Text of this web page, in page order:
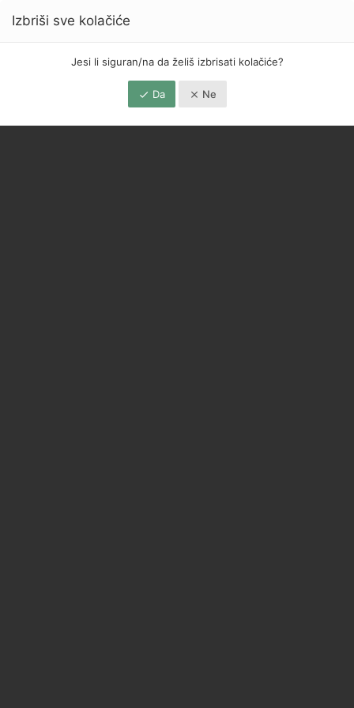
Izbriši sve kolačiće
Jesi li siguran/na da želiš izbrisati kolačiće?
Da Ne